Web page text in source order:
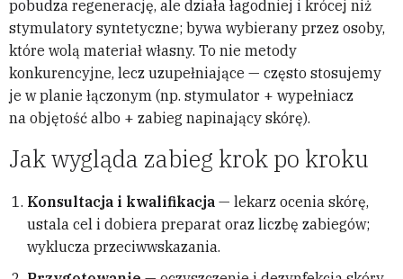
pobudza regenerację, ale działa łagodniej i krócej niż
stymulatory syntetyczne; bywa wybierany przez osoby,
które wolą materiał własny. To nie metody
konkurencyjne, lecz uzupełniające — często stosujemy
je w planie łączonym (np. stymulator + wypełniacz
na objętość albo + zabieg napinający skórę).
Jak wygląda zabieg krok po kroku
Konsultacja i kwalifikacja — lekarz ocenia skórę,
ustala cel i dobiera preparat oraz liczbę zabiegów;
wyklucza przeciwwskazania.